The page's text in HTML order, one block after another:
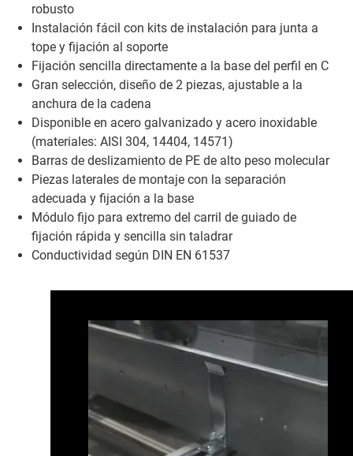
robusto
Instalación fácil con kits de instalación para junta a
tope y fijación al soporte
Fijación sencilla directamente a la base del perfil en C
Gran selección, diseño de 2 piezas, ajustable a la
anchura de la cadena
Disponible en acero galvanizado y acero inoxidable
(materiales: AISI 304, 14404, 14571)
Barras de deslizamiento de PE de alto peso molecular
Piezas laterales de montaje con la separación
adecuada y fijación a la base
Módulo fijo para extremo del carril de guiado de
fijación rápida y sencilla sin taladrar
Conductividad según DIN EN 61537